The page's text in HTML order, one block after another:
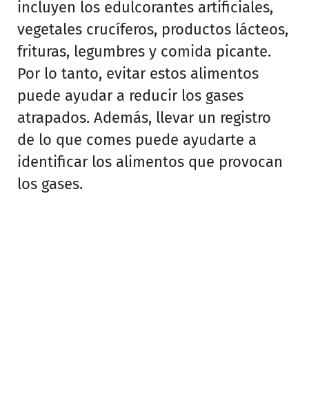
incluyen los edulcorantes artificiales,
vegetales crucíferos, productos lácteos,
frituras, legumbres y comida picante.
Por lo tanto, evitar estos alimentos
puede ayudar a reducir los gases
atrapados. Además, llevar un registro
de lo que comes puede ayudarte a
identificar los alimentos que provocan
los gases.